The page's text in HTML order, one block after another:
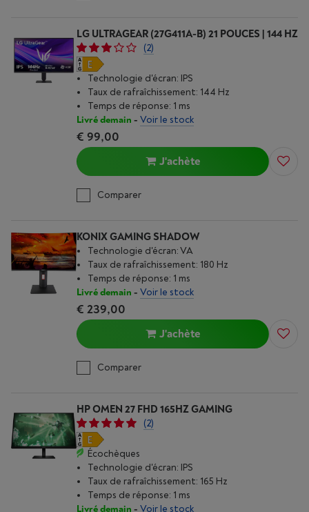
LG ULTRAGEAR (27G411A-B) 21 POUCES | 144 HZ
(2)
Technologie d'écran: IPS
Taux de rafraîchissement: 144 Hz
Temps de réponse: 1 ms
Livré demain - Voir le stock
€ 99,00
J'achète
Comparer
KONIX GAMING SHADOW
Technologie d'écran: VA
Taux de rafraîchissement: 180 Hz
Temps de réponse: 1 ms
Livré demain - Voir le stock
€ 239,00
J'achète
Comparer
HP OMEN 27 FHD 165HZ GAMING
(2)
Écochèques
Technologie d'écran: IPS
Taux de rafraîchissement: 165 Hz
Temps de réponse: 1 ms
Livré demain - Voir le stock